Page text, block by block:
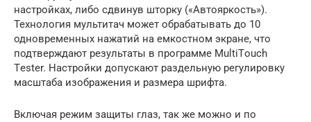
настройках, либо сдвинув шторку («Автояркость»).
Технология мультитач может обрабатывать до 10
одновременных нажатий на емкостном экране, что
подтверждают результаты в программе MultiTоuch
Tеster. Настройки допускают раздельную регулировку
масштаба изображения и размера шрифта.
Включая режим защиты глаз, так же можно и по